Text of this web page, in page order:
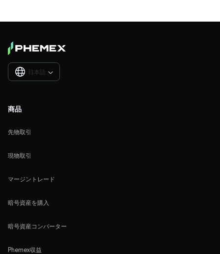
日本語 
商品
先物取引
現物取引
マージントレード
暗号資産を購入
暗号資産コンバーター
Phemex収益